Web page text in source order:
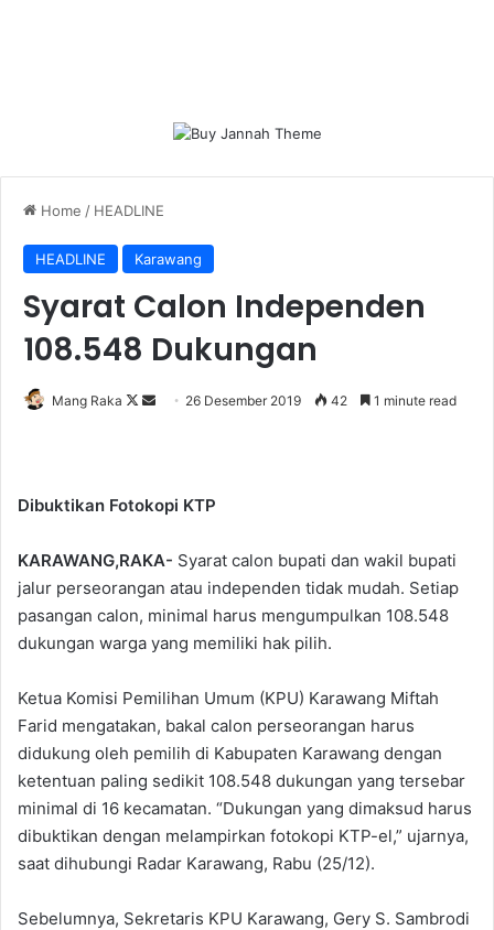
Home / HEADLINE
HEADLINE Karawang
Syarat Calon Independen
108.548 Dukungan
Mang Raka
Follow
Send 26 Desember 2019 42 1 minute read
Dibuktikan Fotokopi KTP
KARAWANG,RAKA- Syarat calon bupati dan wakil bupati
jalur perseorangan atau independen tidak mudah. Setiap
pasangan calon, minimal harus mengumpulkan 108.548
dukungan warga yang memiliki hak pilih.
Ketua Komisi Pemilihan Umum (KPU) Karawang Miftah
Farid mengatakan, bakal calon perseorangan harus
didukung oleh pemilih di Kabupaten Karawang dengan
ketentuan paling sedikit 108.548 dukungan yang tersebar
minimal di 16 kecamatan. “Dukungan yang dimaksud harus
dibuktikan dengan melampirkan fotokopi KTP-el,” ujarnya,
saat dihubungi Radar Karawang, Rabu (25/12).
Sebelumnya, Sekretaris KPU Karawang, Gery S. Sambrodi